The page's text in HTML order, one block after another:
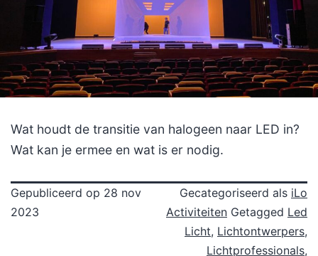
Wat houdt de transitie van halogeen naar LED in?
Wat kan je ermee en wat is er nodig.
Gepubliceerd op 28 nov
2023
Gecategoriseerd als iLo
Activiteiten Getagged Led
Licht, Lichtontwerpers,
Lichtprofessionals,